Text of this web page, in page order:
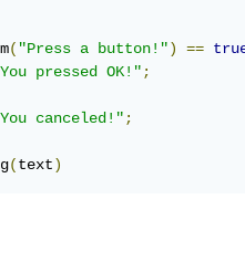
( "Press a button!") ==
pressed OK!" ;
canceled!" ;
(text)